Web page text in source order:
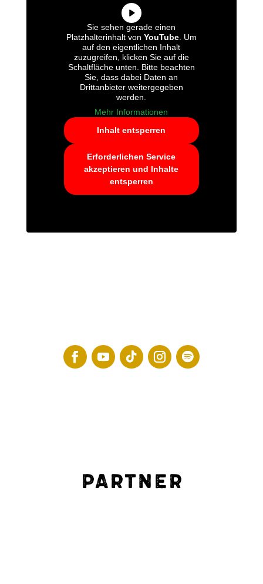
Sie sehen gerade einen
Platzhalterinhalt von YouTube. Um
auf den eigentlichen Inhalt
zuzugreifen, klicken Sie auf die
Schaltfläche unten. Bitte beachten
Sie, dass dabei Daten an
Drittanbieter weitergegeben
werden.
Mehr Informationen
Inhalt entsperren
Erforderlichen Service
akzeptieren und Inhalte
entsperren
Partner